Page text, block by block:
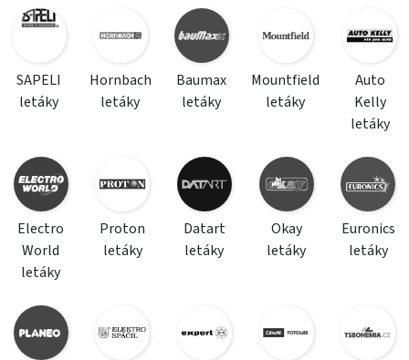
SAPELI
letáky
Hornbach
letáky
Baumax
letáky
Mountfield
letáky
Auto
Kelly
letáky
Electro
World
letáky
Proton
letáky
Datart
letáky
Okay
letáky
Euronics
letáky